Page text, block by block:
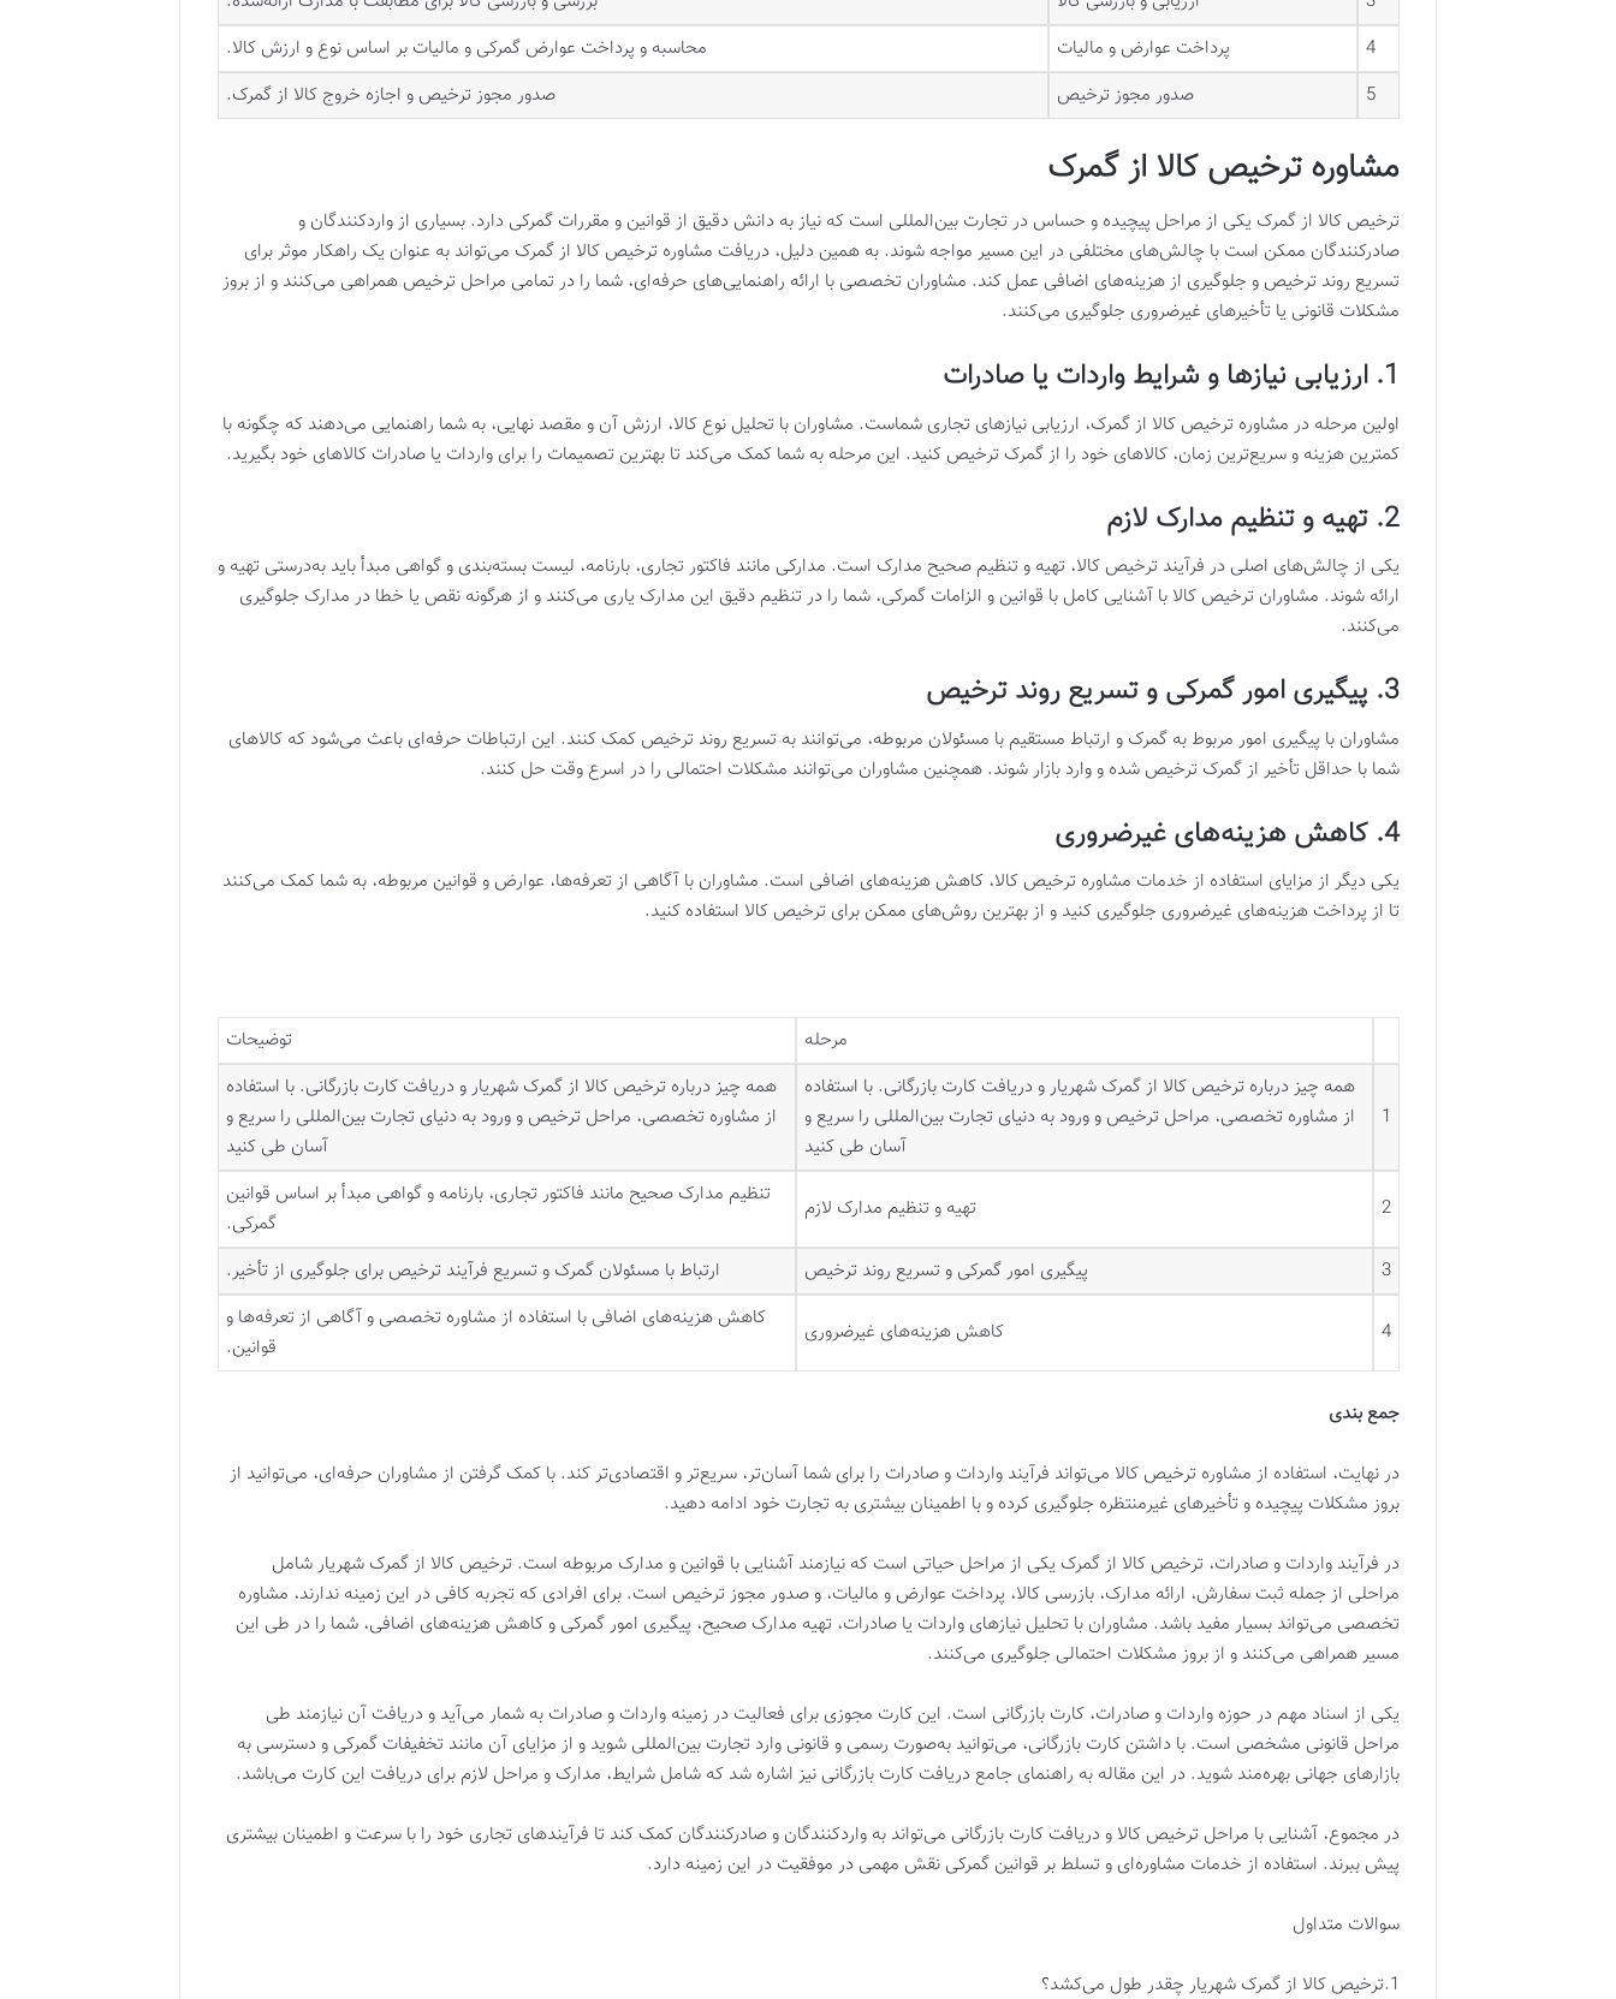
4
پرداخت عوارض و مالیات
محاسبه و پرداخت عوارض گمرکی و مالیات بر اساس نوع و ارزش کالا.
5
صدور مجوز ترخیص صدور مجوز ترخیص و اجازه خروج کالا از گمرک.
مشاوره ترخیص کالا از گمرک
ترخیص کالا از گمرک یکی از مراحل پیچیده و حساس در تجارت بین‌المللی است که نیاز به دانش دقیق از قوانین و مقررات گمرکی دارد. بسیاری از واردکنندگان و
صادرکنندگان ممکن است با چالش‌های مختلفی در این مسیر مواجه شوند. به همین دلیل، دریافت مشاوره ترخیص کالا از گمرک می‌تواند به عنوان یک راهکار موثر برای
تسریع روند ترخیص و جلوگیری از هزینه‌های اضافی عمل کند. مشاوران تخصصی با ارائه راهنمایی‌های حرفه‌ای، شما را در تمامی مراحل ترخیص همراهی می‌کنند و از بروز
مشکلات قانونی یا تأخیرهای غیرضروری جلوگیری می‌کنند.
1. ارزیابی نیازها و شرایط واردات یا صادرات
اولین مرحله در مشاوره ترخیص کالا از گمرک، ارزیابی نیازهای تجاری شماست. مشاوران با تحلیل نوع کالا، ارزش آن و مقصد نهایی، به شما راهنمایی می‌دهند که چگونه با
کمترین هزینه و سریع‌ترین زمان، کالاهای خود را از گمرک ترخیص کنید. این مرحله به شما کمک می‌کند تا بهترین تصمیمات را برای واردات یا صادرات کالاهای خود بگیرید.
2. تهیه و تنظیم مدارک لازم
یکی از چالش‌های اصلی در فرآیند ترخیص کالا، تهیه و تنظیم صحیح مدارک است. مدارکی مانند فاکتور تجاری، بارنامه، لیست بسته‌بندی و گواهی مبدأ باید به‌درستی تهیه و
ارائه شوند. مشاوران ترخیص کالا با آشنایی کامل با قوانین و الزامات گمرکی، شما را در تنظیم دقیق این مدارک یاری می‌کنند و از هرگونه نقص یا خطا در مدارک جلوگیری
می‌کنند.
3. پیگیری امور گمرکی و تسریع روند ترخیص
مشاوران با پیگیری امور مربوط به گمرک و ارتباط مستقیم با مسئولان مربوطه، می‌توانند به تسریع روند ترخیص کمک کنند. این ارتباطات حرفه‌ای باعث می‌شود که کالاهای
شما با حداقل تأخیر از گمرک ترخیص شده و وارد بازار شوند. همچنین مشاوران می‌توانند مشکلات احتمالی را در اسرع وقت حل کنند.
4. کاهش هزینه‌های غیرضروری
یکی دیگر از مزایای استفاده از خدمات مشاوره ترخیص کالا، کاهش هزینه‌های اضافی است. مشاوران با آگاهی از تعرفه‌ها، عوارض و قوانین مربوطه، به شما کمک می‌کنند
تا از پرداخت هزینه‌های غیرضروری جلوگیری کنید و از بهترین روش‌های ممکن برای ترخیص کالا استفاده کنید.
مرحله توضیحات
1
همه چیز درباره ترخیص کالا از گمرک شهریار و دریافت کارت بازرگانی. با استفاده
از مشاوره تخصصی، مراحل ترخیص و ورود به دنیای تجارت بین‌المللی را سریع و
آسان طی کنید
همه چیز درباره ترخیص کالا از گمرک شهریار و دریافت کارت بازرگانی. با استفاده
از مشاوره تخصصی، مراحل ترخیص و ورود به دنیای تجارت بین‌المللی را سریع و
آسان طی کنید
2 تهیه و تنظیم مدارک لازم
تنظیم مدارک صحیح مانند فاکتور تجاری، بارنامه و گواهی مبدأ بر اساس قوانین
گمرکی.
3
پیگیری امور گمرکی و تسریع روند ترخیص ارتباط با مسئولان گمرک و تسریع فرآیند ترخیص برای جلوگیری از تأخیر.
4 کاهش هزینه‌های غیرضروری
کاهش هزینه‌های اضافی با استفاده از مشاوره تخصصی و آگاهی از تعرفه‌ها و
قوانین.
جمع بندی
در نهایت، استفاده از مشاوره ترخیص کالا می‌تواند فرآیند واردات و صادرات را برای شما آسان‌تر، سریع‌تر و اقتصادی‌تر کند. با کمک گرفتن از مشاوران حرفه‌ای، می‌توانید از
بروز مشکلات پیچیده و تأخیرهای غیرمنتظره جلوگیری کرده و با اطمینان بیشتری به تجارت خود ادامه دهید.
در فرآیند واردات و صادرات، ترخیص کالا از گمرک یکی از مراحل حیاتی است که نیازمند آشنایی با قوانین و مدارک مربوطه است. ترخیص کالا از گمرک شهریار شامل
مراحلی از جمله ثبت سفارش، ارائه مدارک، بازرسی کالا، پرداخت عوارض و مالیات، و صدور مجوز ترخیص است. برای افرادی که تجربه کافی در این زمینه ندارند، مشاوره
تخصصی می‌تواند بسیار مفید باشد. مشاوران با تحلیل نیازهای واردات یا صادرات، تهیه مدارک صحیح، پیگیری امور گمرکی و کاهش هزینه‌های اضافی، شما را در طی این
مسیر همراهی می‌کنند و از بروز مشکلات احتمالی جلوگیری می‌کنند.
یکی از اسناد مهم در حوزه واردات و صادرات، کارت بازرگانی است. این کارت مجوزی برای فعالیت در زمینه واردات و صادرات به شمار می‌آید و دریافت آن نیازمند طی
مراحل قانونی مشخصی است. با داشتن کارت بازرگانی، می‌توانید به‌صورت رسمی و قانونی وارد تجارت بین‌المللی شوید و از مزایای آن مانند تخفیفات گمرکی و دسترسی به
بازارهای جهانی بهره‌مند شوید. در این مقاله به راهنمای جامع دریافت کارت بازرگانی نیز اشاره شد که شامل شرایط، مدارک و مراحل لازم برای دریافت این کارت می‌باشد.
در مجموع، آشنایی با مراحل ترخیص کالا و دریافت کارت بازرگانی می‌تواند به واردکنندگان و صادرکنندگان کمک کند تا فرآیندهای تجاری خود را با سرعت و اطمینان بیشتری
پیش ببرند. استفاده از خدمات مشاوره‌ای و تسلط بر قوانین گمرکی نقش مهمی در موفقیت در این زمینه دارد.
سوالات متداول
1.ترخیص کالا از گمرک شهریار چقدر طول می‌کشد؟